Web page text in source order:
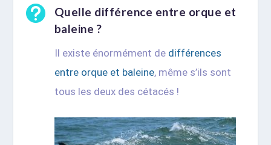

Quelle différence entre orque et
baleine ?
Il existe énormément de différences
entre orque et baleine, même s’ils sont
tous les deux des cétacés !